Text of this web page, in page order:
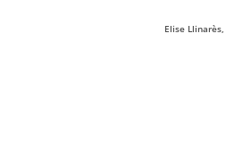
Elise Llinarès,